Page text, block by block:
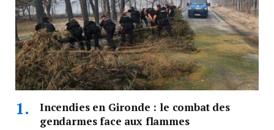
Incendies en Gironde : le combat des
gendarmes face aux flammes